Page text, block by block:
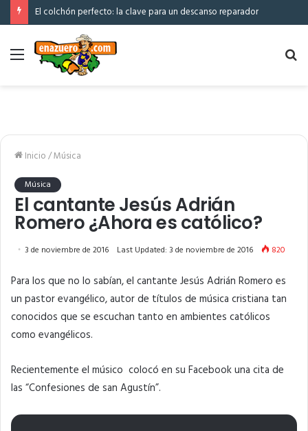
El colchón perfecto: la clave para un descanso reparador
Menú
Inicio/Música
Música
El cantante Jesús Adrián
Romero ¿Ahora es católico?
3 de noviembre de 2016 Last Updated: 3 de noviembre de 2016 820
Para los que no lo sabían, el cantante Jesús Adrián Romero es
un pastor evangélico, autor de títulos de música cristiana tan
conocidos que se escuchan tanto en ambientes católicos
como evangélicos.
Recientemente el músico colocó en su Facebook una cita de
las “Confesiones de san Agustín”.